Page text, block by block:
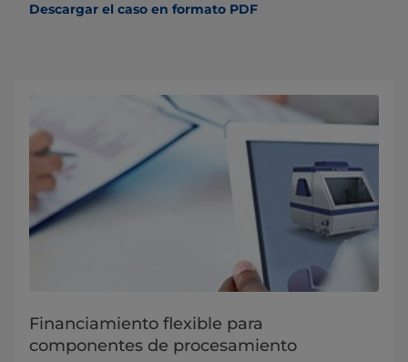
Descargar el caso en formato PDF
Financiamiento flexible para
componentes de procesamiento